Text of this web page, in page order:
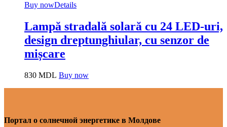
Buy nowDetails
Lampă stradală solară cu 24 LED-uri,
design dreptunghiular, cu senzor de
mișcare
830 MDL Buy now
Портал о солнечной энергетике в Молдове